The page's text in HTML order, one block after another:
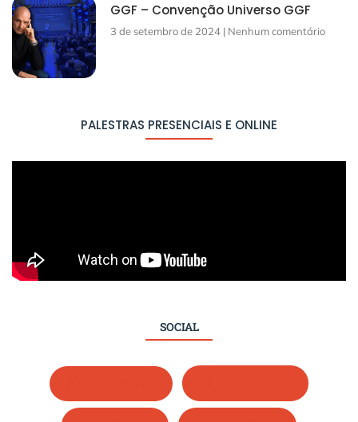
GGF – Convenção Universo GGF
3 de setembro de 2024 Nenhum comentário
PALESTRAS PRESENCIAIS E ONLINE
SOCIAL